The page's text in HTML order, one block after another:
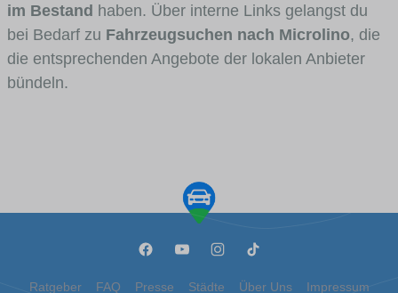
im Bestand haben. Über interne Links gelangst du
bei Bedarf zu Fahrzeugsuchen nach Microlino, die
die entsprechenden Angebote der lokalen Anbieter
bündeln.
Ratgeber FAQ Presse Städte Über Uns Impressum